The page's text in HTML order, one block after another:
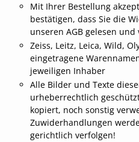
Mit Ihrer Bestellung
bestätigen, dass Sie die
unseren AGB gelesen
Zeiss, Leitz, Leica, Wild,
eingetragene
jeweiligen Inhaber
Alle Bilder und Texte
urheberrechtlich
kopiert, noch sonstig
Zuwiderhandlungen
gerichtlich verfolgen!